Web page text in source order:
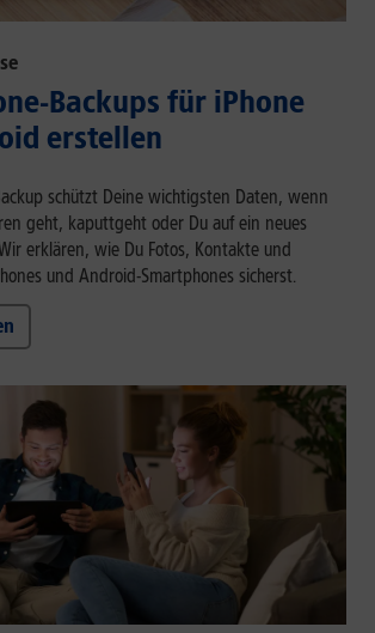
Backups für iPhone
erstellen
schützt Deine wichtigsten Daten, wenn
geht, kaputtgeht oder Du auf ein neues
erklären, wie Du Fotos, Kontakte und
und Android-Smartphones sicherst.